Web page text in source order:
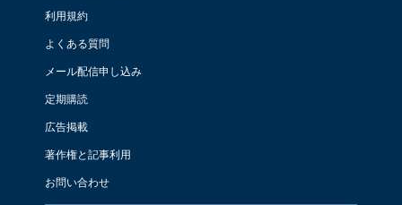
利用規約
よくある質問
メール配信申し込み
定期購読
広告掲載
著作権と記事利用
お問い合わせ